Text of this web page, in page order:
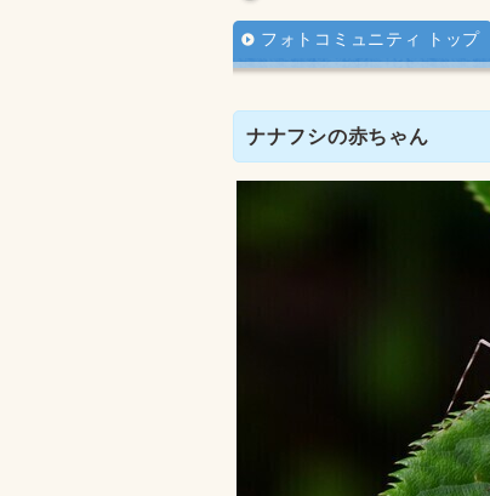
フォトコミュニティ トップ
ナナフシの赤ちゃん